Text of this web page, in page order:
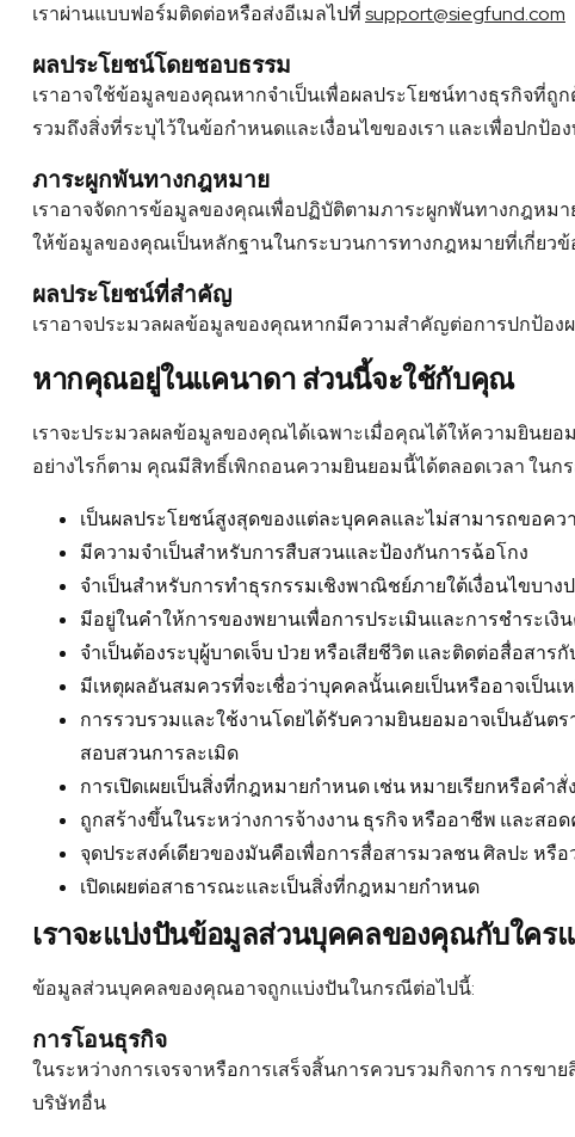
เราผ่านแบบฟอร์มติดต่อหรือส่งอีเมลไปที่support@siegfund.com
ผลประโยชน์โดยชอบธรรม
เราอาจใช้ข้อมูลของคุณหากจำเป็นเพื่อผลประโยชน์ทางธุรกิจที่
รวมถึงสิ่งที่ระบุไว้ในข้อกำหนดและเงื่อนไขของเรา และเพื่อปกป้อ
ภาระผูกพันทางกฎหมาย
เราอาจจัดการข้อมูลของคุณเพื่อปฏิบัติตามภาระผูกพันทางกฎหม
ให้ข้อมูลของคุณเป็นหลักฐานในกระบวนการทางกฎหมายที่เกี่ยวข้
ผลประโยชน์ที่สำคัญ
เราอาจประมวลผลข้อมูลของคุณหากมีความสำคัญต่อการปกป้อ
หากคุณอยู่ในแคนาดา ส่วนนี้จะใช้กับคุณ
เราจะประมวลผลข้อมูลของคุณได้เฉพาะเมื่อคุณได้ให้ความยินย
อย่างไรก็ตาม คุณมีสิทธิ์เพิกถอนความยินยอมนี้ได้ตลอดเวลา ใน
เป็นผลประโยชน์สูงสุดของแต่ละบุคคลและไม่สามารถขอค
มีความจำเป็นสำหรับการสืบสวนและป้องกันการฉ้อโกง
จำเป็นสำหรับการทำธุรกรรมเชิงพาณิชย์ภายใต้เงื่อนไขบาง
มีอยู่ในคำให้การของพยานเพื่อการประเมินและการชำระเ
จำเป็นต้องระบุผู้บาดเจ็บ ป่วย หรือเสียชีวิต และติดต่อสื่อสาร
มีเหตุผลอันสมควรที่จะเชื่อว่าบุคคลนั้นเคยเป็นหรืออาจเป็น
การรวบรวมและใช้งานโดยได้รับความยินยอมอาจเป็นอันต
สอบสวนการละเมิด
การเปิดเผยเป็นสิ่งที่กฎหมายกำหนด เช่น หมายเรียกหรือคำสั่
ถูกสร้างขึ้นในระหว่างการจ้างงาน ธุรกิจ หรืออาชีพ และสอ
จุดประสงค์เดียวของมันคือเพื่อการสื่อสารมวลชน ศิลปะ หรื
เปิดเผยต่อสาธารณะและเป็นสิ่งที่กฎหมายกำหนด
เราจะแบ่งปันข้อมูลส่วนบุคคลของคุณกับใคร
ข้อมูลส่วนบุคคลของคุณอาจถูกแบ่งปันในกรณีต่อไปนี้:
การโอนธุรกิจ
ในระหว่างการเจรจาหรือการเสร็จสิ้นการควบรวมกิจการ การข
บริษัทอื่น